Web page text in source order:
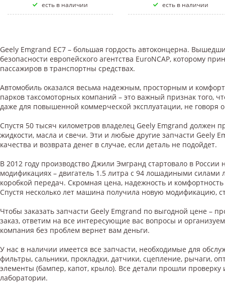
есть в наличии есть в наличии
Geely Emgrand EC7 – большая гордость автоконцерна.
безопасности европейского агентства EuroNCAP, которому
пассажиров в транспортны средствах.
Автомобиль оказался весьма надежным, просторным и
парков таксомоторных компаний – это важный признак того,
даже для повышенной коммерческой эксплуатации, не говоря
Спустя 50 тысяч километров владелец Geely Emgrand должен
жидкости, масла и свечи. Эти и любые другие запчасти Geely
качества и возврата денег в случае, если деталь не подойдет.
В 2012 году производство Джили Эмгранд стартовало в
модификациях – двигатель 1.5 литра с 94 лошадиными
коробкой передач. Скромная цена, надежность и
Спустя несколько лет машина получила новую модификацию,
Чтобы заказать запчасти Geely Emgrand по выгодной цене –
заказ, ответим на все интересующие вас вопросы и
компания без проблем вернет вам деньги.
У нас в наличии имеется все запчасти, необходимые для
фильтры, сальники, прокладки, датчики, сцепление, рычаги,
элементы (бампер, капот, крыло). Все детали прошли
лаборатории.